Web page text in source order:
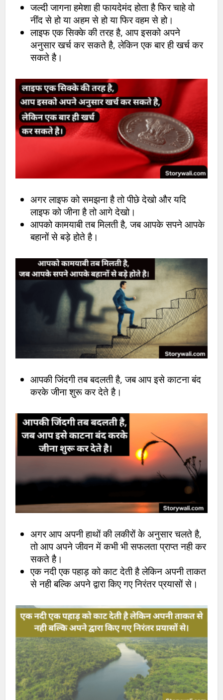
जल्दी जागना हमेशा ही फायदेमंद होता है फिर चाहे वो
नींद से हो या अहम से हो या फिर वहम से हो।
लाइफ एक सिक्के की तरह है, आप इसको अपने
अनुसार खर्च कर सकते है, लेकिन एक बार ही खर्च कर
सकते है।
अगर लाइफ को समझना है तो पीछे देखो और यदि
लाइफ को जीना है तो आगे देखो।
आपको कामयाबी तब मिलती है, जब आपके सपने आपके
बहानों से बड़े होते है।
आपकी जिंदगी तब बदलती है, जब आप इसे काटना बंद
करके जीना शुरू कर देते है।
अगर आप अपनी हाथों की लकीरों के अनुसार चलते है,
तो आप अपने जीवन में कभी भी सफलता प्राप्त नही कर
सकते है।
एक नदी एक पहाड़ को काट देती है लेकिन अपनी ताकत
से नही बल्कि अपने द्वारा किए गए निरंतर प्रयासों से।